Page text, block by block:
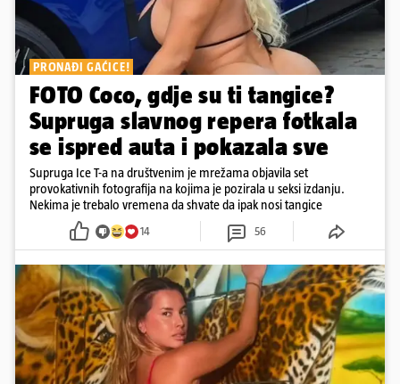
PRONAĐI GAĆICE!
FOTO Coco, gdje su ti tangice?
Supruga slavnog repera fotkala
se ispred auta i pokazala sve
Supruga Ice T-a na društvenim je mrežama objavila set
provokativnih fotografija na kojima je pozirala u seksi izdanju.
Nekima je trebalo vremena da shvate da ipak nosi tangice
14 56